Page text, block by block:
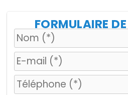
FORMULAIRE